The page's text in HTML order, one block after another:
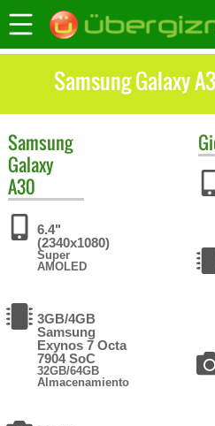
Samsung Galaxy
Samsung
Galaxy
A30
6.4"
(2340x1080)
Super
AMOLED
3GB/4GB
Samsung
Exynos 7 Octa
7904 SoC
32GB/64GB
Almacenamiento